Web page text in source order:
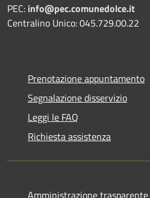
PEC: info@pec.comunedolce.it
Centralino Unico: 045.729.00.22
Prenotazione appuntamento
Segnalazione disservizio
Leggi le FAQ
Richiesta assistenza
Amministrazione trasparente